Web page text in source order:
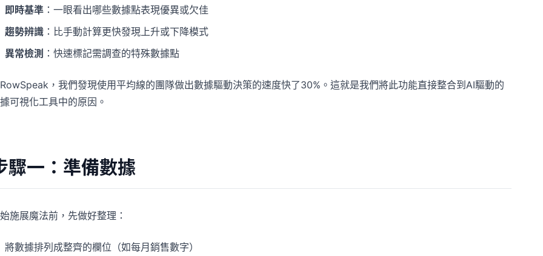
分析
用於儀表板、KPI 檢視與經營分析。
快速入門
幫助新使用者與團隊快速上手。
即時基準 ：一眼看出哪些數據點表現優異或欠佳
趨勢辨識 ：比手動計算更快發現上升或下降模式
異常檢測 ：快速標記需調查的特殊數據點
，我們發現使用平均線的團隊做出數據驅動決策的速度快了30%。這就是我們將此功能直接整合到AI驅動的
可視化工具中的原因。
驟一：準備數據
施展魔法前，先做好整理：
將數據排列成整齊的欄位（如每月銷售數字）